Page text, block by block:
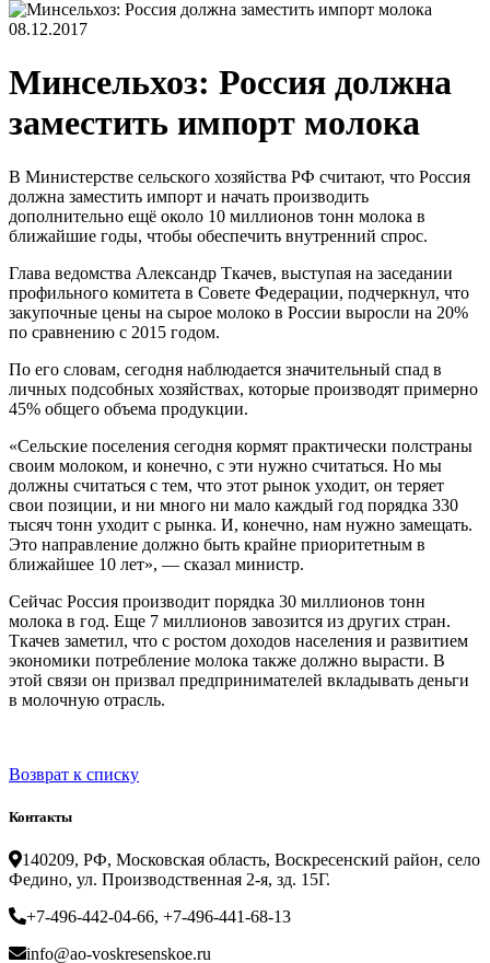
08.12.2017
Минсельхоз: Россия должна
заместить импорт молока
В Министерстве сельского хозяйства РФ считают, что Россия
должна заместить импорт и начать производить
дополнительно ещё около 10 миллионов тонн молока в
ближайшие годы, чтобы обеспечить внутренний спрос.
Глава ведомства Александр Ткачев, выступая на заседании
профильного комитета в Совете Федерации, подчеркнул, что
закупочные цены на сырое молоко в России выросли на 20%
по сравнению с 2015 годом.
По его словам, сегодня наблюдается значительный спад в
личных подсобных хозяйствах, которые производят примерно
45% общего объема продукции.
«Сельские поселения сегодня кормят практически полстраны
своим молоком, и конечно, с эти нужно считаться. Но мы
должны считаться с тем, что этот рынок уходит, он теряет
свои позиции, и ни много ни мало каждый год порядка 330
тысяч тонн уходит с рынка. И, конечно, нам нужно замещать.
Это направление должно быть крайне приоритетным в
ближайшее 10 лет», — сказал министр.
Сейчас Россия производит порядка 30 миллионов тонн
молока в год. Еще 7 миллионов завозится из других стран.
Ткачев заметил, что с ростом доходов населения и развитием
экономики потребление молока также должно вырасти. В
этой связи он призвал предпринимателей вкладывать деньги
в молочную отрасль.
Возврат к списку
Контакты
140209, РФ, Московская область, Воскресенский район, село
Федино, ул. Производственная 2-я, зд. 15Г.
+7-496-442-04-66, +7-496-441-68-13
info@ao-voskresenskoe.ru